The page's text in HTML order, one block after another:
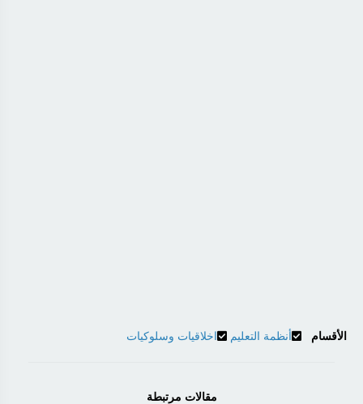
الأقسام أنظمة التعليم اخلاقيات وسلوكيات
مقالات مرتبطة